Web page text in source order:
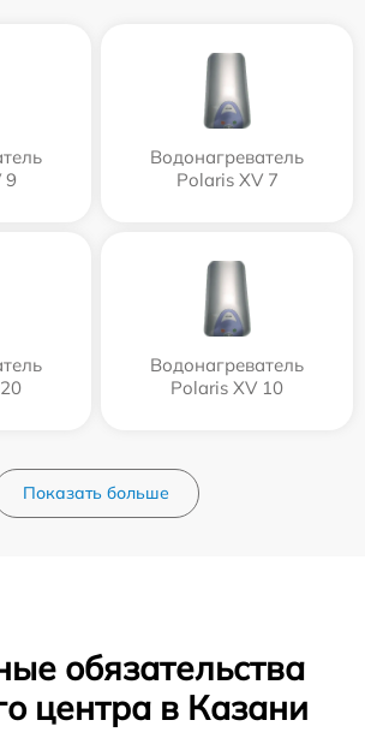
9
Водонагреватель
Polaris XV 7
Водонагреватель
Polaris XV 10
Показать больше
обязательства
центра в Казани